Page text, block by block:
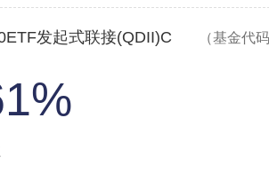
发起式联接(QDII)C （基金代